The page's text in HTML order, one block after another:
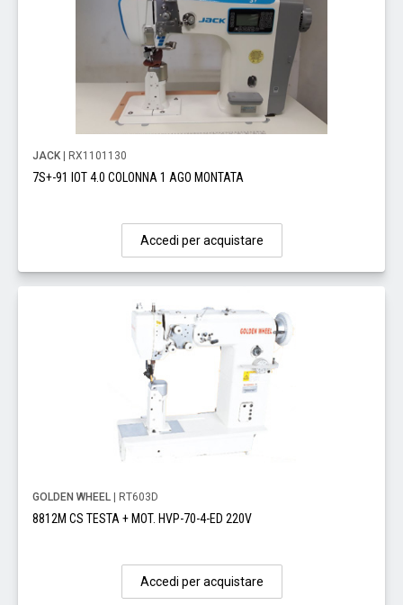
JACK | RX1101130
7S+-91 IOT 4.0 COLONNA 1 AGO MONTATA
Accedi per acquistare
GOLDEN WHEEL | RT603D
8812M CS TESTA + MOT. HVP-70-4-ED 220V
Accedi per acquistare